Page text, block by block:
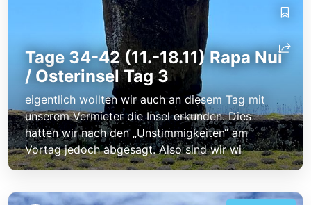
Tage 34-42 (11.-18.11) Rapa Nui
/ Osterinsel Tag 3
eigentlich wollten wir auch an diesem Tag mit
unserem Vermieter die Insel erkunden. Dies
hatten wir nach den „Unstimmigkeiten“ am
Vortag jedoch abgesagt. Also sind wir wi